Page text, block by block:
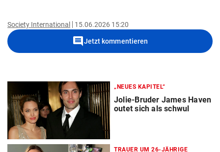
Society International 15.06.2026 15:20
commentJetzt kommentieren
„NEUES KAPITEL“
Jolie-Bruder James Haven
outet sich als schwul
TRAUER UM 26-JÄHRIGE